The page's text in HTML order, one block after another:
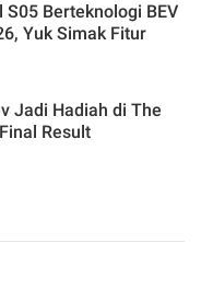
S05 Berteknologi BEV
Yuk Simak Fitur
Jadi Hadiah di The
Result